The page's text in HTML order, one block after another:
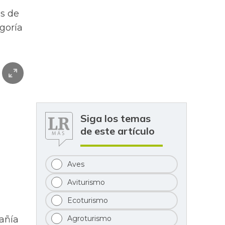
de
Siga los temas
de este artículo
Aves
Aviturismo
Ecoturismo
Agroturismo